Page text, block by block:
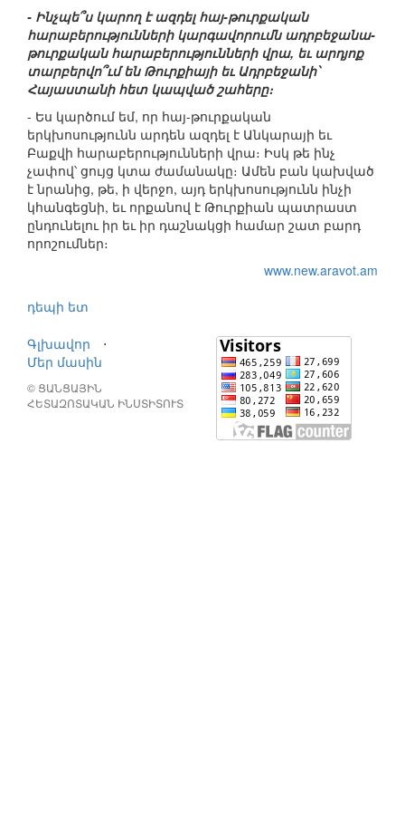
- Ինչպե՞ս կարող է ազդել հայ-թուրքական
հարաբերությունների կարգավորումն ադրբեջանա-
թուրքական հարաբերությունների վրա, եւ արդյոք
տարբերվո՞ւմ են Թուրքիայի եւ Ադրբեջանի՝
Հայաստանի հետ կապված շահերը։
- Ես կարծում եմ, որ հայ-թուրքական
երկխոսությունն արդեն ազդել է Անկարայի եւ
Բաքվի հարաբերությունների վրա։ Իսկ թե ինչ
չափով՝ ցույց կտա ժամանակը։ Ամեն բան կախված
է նրանից, թե, ի վերջո, այդ երկխոսությունն ինչի
կհանգեցնի, եւ որքանով է Թուրքիան պատրաստ
ընդունելու իր եւ իր դաշնակցի համար շատ բարդ
որոշումներ։
www.new.aravot.am
դեպի ետ
Գլխավոր
⋅
Մեր մասին
© ՑԱՆՑԱՅԻՆ
ՀԵՏԱԶՈՏԱԿԱՆ ԻՆՍՏԻՏՈՒՏ